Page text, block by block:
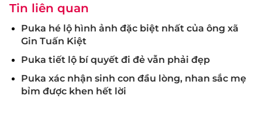
Tin liên quan
Puka hé lộ hình ảnh đặc biệt nhất của ông xã
Gin Tuấn Kiệt
Puka tiết lộ bí quyết đi đẻ vẫn phải đẹp
Puka xác nhận sinh con đầu lòng, nhan sắc mẹ
bỉm được khen hết lời